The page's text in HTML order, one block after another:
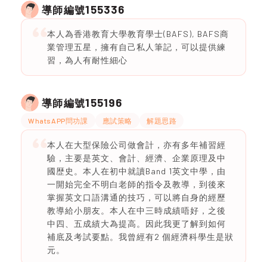
導師編號155336
本人為香港教育大學教育學士(BAFS), BAFS商
業管理五星，擁有自己私人筆記，可以提供練
習，為人有耐性細心
導師編號155196
WhatsAPP問功課 應試策略 解題思路
本人在大型保險公司做會計，亦有多年補習經
驗，主要是英文、會計、經濟、企業原理及中
國歴史。本人在初中就讀Band 1英文中學，由
一開始完全不明白老師的指令及教導，到後來
掌握英文口語溝通的技巧，可以將自身的經歷
教導給小朋友。本人在中三時成績唔好，之後
中四、五成績大為提高。因此我更了解到如何
補底及考試要點。我曾經有2 個經濟科學生是狀
元。